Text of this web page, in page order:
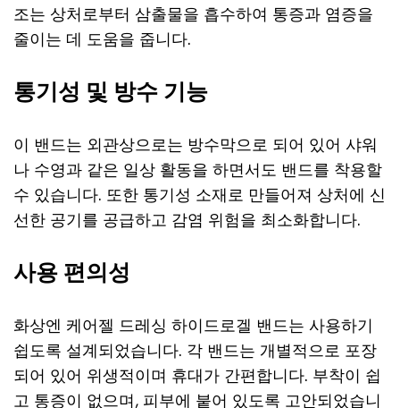
조는 상처로부터 삼출물을 흡수하여 통증과 염증을
줄이는 데 도움을 줍니다.
통기성 및 방수 기능
이 밴드는 외관상으로는 방수막으로 되어 있어 샤워
나 수영과 같은 일상 활동을 하면서도 밴드를 착용할
수 있습니다. 또한 통기성 소재로 만들어져 상처에 신
선한 공기를 공급하고 감염 위험을 최소화합니다.
사용 편의성
화상엔 케어젤 드레싱 하이드로겔 밴드는 사용하기
쉽도록 설계되었습니다. 각 밴드는 개별적으로 포장
되어 있어 위생적이며 휴대가 간편합니다. 부착이 쉽
고 통증이 없으며, 피부에 붙어 있도록 고안되었습니